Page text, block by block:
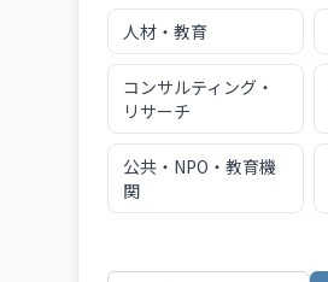
人材・教育
コンサルティング・
リサーチ
公共・NPO・教育機
関